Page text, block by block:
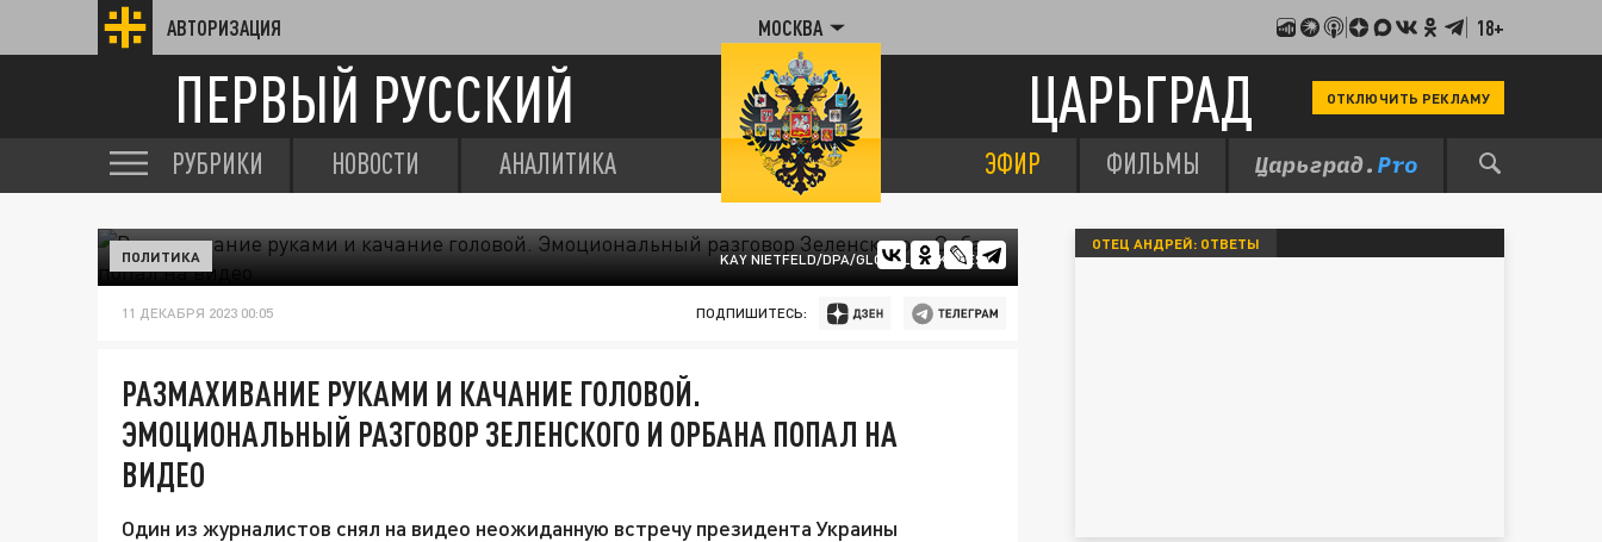
АВТОРИЗАЦИЯ МОСКВА 18+
ПЕРВЫЙ РУССКИЙ ЦАРЬГРАД ОТКЛЮЧИТЬ РЕКЛАМУ
РУБРИКИ НОВОСТИ АНАЛИТИКА ЭФИР ФИЛЬМЫ
KAY NIETFELD/DPA/GLOBALLOOKPRESS
ПОЛИТИКА
11 ДЕКАБРЯ 2023 00:05 ПОДПИШИТЕСЬ:
РАЗМАХИВАНИЕ РУКАМИ И КАЧАНИЕ ГОЛОВОЙ.
ЭМОЦИОНАЛЬНЫЙ РАЗГОВОР ЗЕЛЕНСКОГО И ОРБАНА ПОПАЛ НА
ВИДЕО
Один из журналистов снял на видео неожиданную встречу президента Украины
ОТЕЦ АНДРЕЙ: ОТВЕТЫ